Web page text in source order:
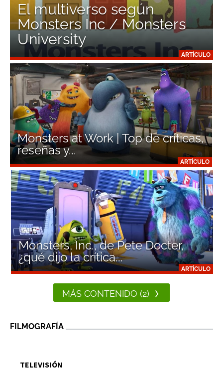
ARTÍCULO
El multiverso según
Monsters Inc / Monsters
University
ARTÍCULO
Monsters at Work | Top de críticas,
reseñas y...
ARTÍCULO
Monsters, Inc., de Pete Docter,
¿qué dijo la crítica...
MÁS CONTENIDO (2)
FILMOGRAFÍA
TELEVISIÓN